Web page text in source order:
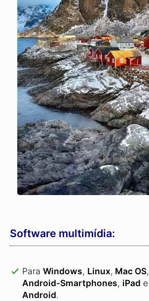
Software multimídia:
Para Windows, Linux, Mac OS,
Android-Smartphones, iPad e
Android.